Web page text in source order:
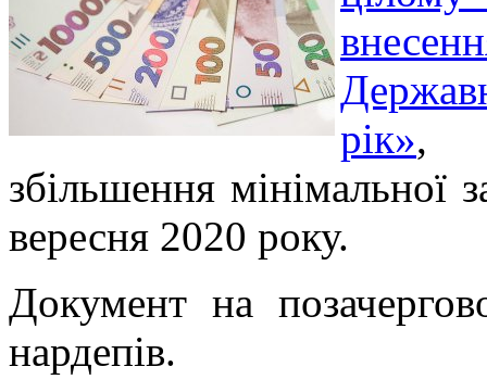
рік»,
збільшення мінімальної
вересня 2020 року.
Документ на
нардепів.